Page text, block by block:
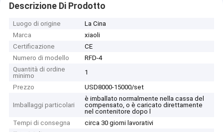
Descrizione Di Prodotto
Luogo di origine
La Cina
Marca
xiaoli
Certificazione
CE
Numero di modello
RFD-4
Quantità di ordine
minimo
1
Prezzo
USD8000-15000/set
Imballaggi particolari
è imballato normalmente nella cassa del
compensato, o è caricato direttamente
nel contenitore dopo l
Tempi di consegna
circa 30 giorni lavorativi